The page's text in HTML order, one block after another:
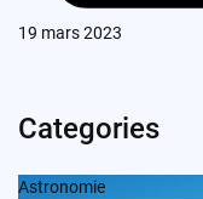
19 mars 2023
Categories
Astronomie